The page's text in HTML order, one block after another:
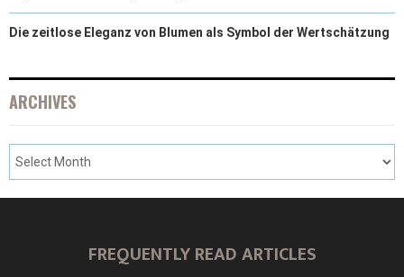
Die zeitlose Eleganz von Blumen als Symbol der Wertschätzung
ARCHIVES
FREQUENTLY READ ARTICLES